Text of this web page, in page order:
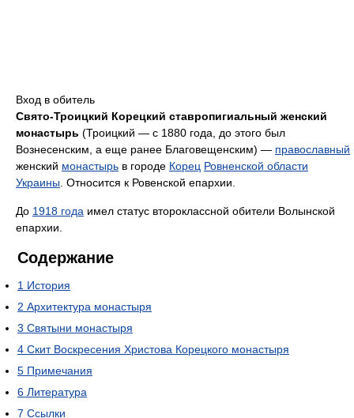
Вход в обитель
Свято-Троицкий Корецкий ставропигиальный женский
монастырь (Троицкий — с 1880 года, до этого был
Вознесенским, а еще ранее Благовещенским) — православный
женский монастырь в городе Корец Ровненской области
Украины . Относится к Ровенской епархии.
До 1918 года имел статус второклассной обители Волынской
епархии.
Содержание
1 История
2 Архитектура монастыря
3 Святыни монастыря
4 Скит Воскресения Христова Корецкого монастыря
5 Примечания
6 Литература
7 Ссылки